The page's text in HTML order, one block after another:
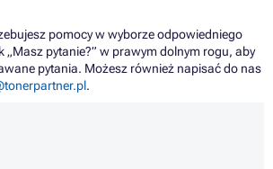
pomocy w wyborze odpowiedniego
„Masz pytanie?” w prawym dolnym rogu, aby
pytania. Możesz również napisać do nas
.